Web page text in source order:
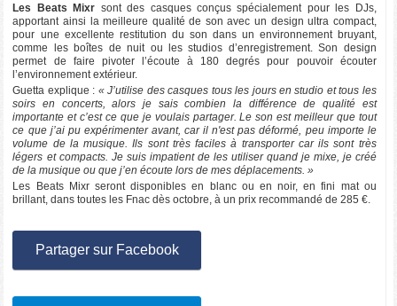
Les Beats Mixr sont des casques conçus spécialement pour les DJs,
apportant ainsi la meilleure qualité de son avec un design ultra compact,
pour une excellente restitution du son dans un environnement bruyant,
comme les boîtes de nuit ou les studios d’enregistrement. Son design
permet de faire pivoter l’écoute à 180 degrés pour pouvoir écouter
l’environnement extérieur.
Guetta explique : « J’utilise des casques tous les jours en studio et tous les
soirs en concerts, alors je sais combien la différence de qualité est
importante et c’est ce que je voulais partager. Le son est meilleur que tout
ce que j’ai pu expérimenter avant, car il n'est pas déformé, peu importe le
volume de la musique. Ils sont très faciles à transporter car ils sont très
légers et compacts. Je suis impatient de les utiliser quand je mixe, je créé
de la musique ou que j’en écoute lors de mes déplacements. »
Les Beats Mixr seront disponibles en blanc ou en noir, en fini mat ou
brillant, dans toutes les Fnac dès octobre, à un prix recommandé de 285 €.
Partager sur Facebook